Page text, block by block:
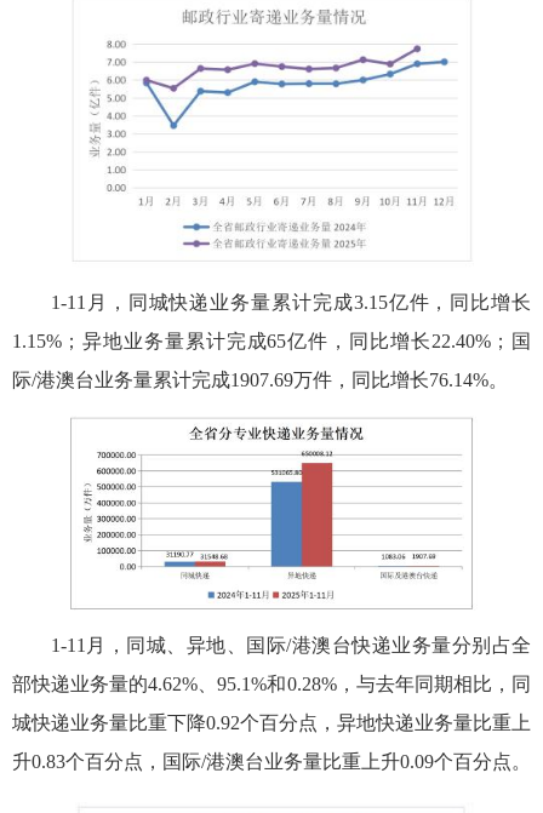
1-11月，同城快递业务量累计完成3.15亿件，同比增长
1.15%；异地业务量累计完成65亿件，同比增长22.40%；国
际/港澳台业务量累计完成1907.69万件，同比增长76.14%。
1-11月，同城、异地、国际/港澳台快递业务量分别占全
部快递业务量的4.62%、95.1%和0.28%，与去年同期相比，同
城快递业务量比重下降0.92个百分点，异地快递业务量比重上
升0.83个百分点，国际/港澳台业务量比重上升0.09个百分点。